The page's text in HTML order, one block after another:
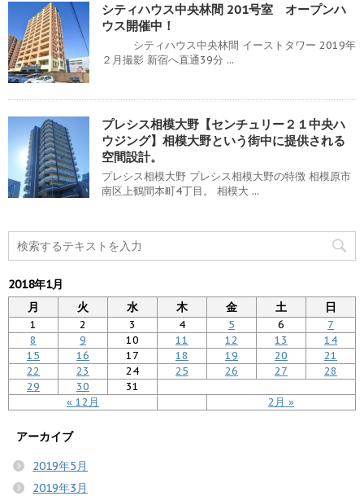
シティハウス中央林間 201号室 オープンハ
ウス開催中！
シティハウス中央林間 イーストタワー 2019年
２月撮影 新宿へ直通39分 ...
プレシス相模大野【センチュリー２１中央ハ
ウジング】相模大野という街中に提供される
空間設計。
プレシス相模大野 プレシス相模大野の特徴 相模原市
南区上鶴間本町4丁目。 相模大 ...
2018年1月
月
火 水 木 金 土 日
« 12月 2月 »
1 2 3 4 5 6
7
8
9 10 11 12 13
14
15
16 17 18 19 20
21
22
23 24 25 26 27
28
29
30 31
アーカイブ
2019年5月
2019年3月